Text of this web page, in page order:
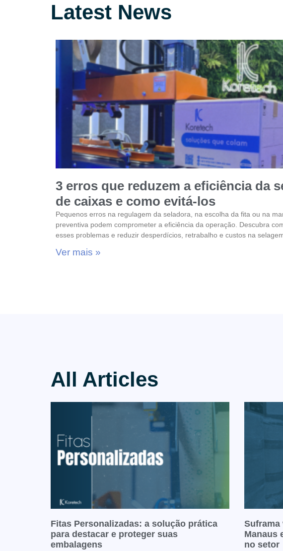
Latest News
3 erros que reduzem a eficiência da
de caixas e como evitá-los
Pequenos erros na regulagem da seladora, na escolha da fita ou na
preventiva podem comprometer a eficiência da operação. Descubra
esses problemas e reduzir desperdícios, retrabalho e custos na
Ver mais »
All Articles
Fitas Personalizadas: a solução prática
para destacar e proteger suas
embalagens
Suframa
Manaus
no setor